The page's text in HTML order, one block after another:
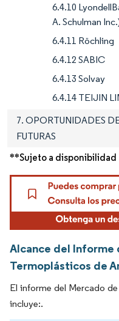
6.4.10
A. Schulman
6.4.11 Röchling
6.4.12 SABIC
6.4.13 Solvay
6.4.14 TEIJIN
7. OPORTUNIDADES
FUTURAS
**Sujeto a disponibilidad
Alcance del Informe
Termoplásticos de
El informe del Mercado
incluye:.